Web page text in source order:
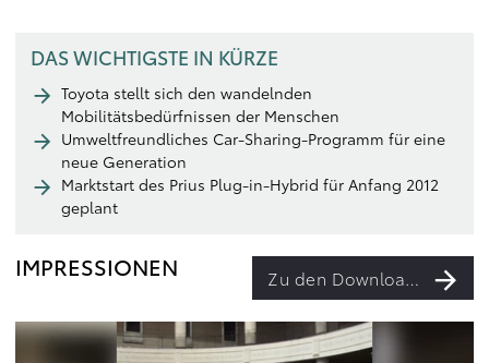
DAS WICHTIGSTE IN KÜRZE
Toyota stellt sich den wandelnden
Mobilitätsbedürfnissen der Menschen
Umweltfreundliches Car-Sharing-Programm für eine
neue Generation
Marktstart des Prius Plug-in-Hybrid für Anfang 2012
geplant
IMPRESSIONEN Zu den Downloads